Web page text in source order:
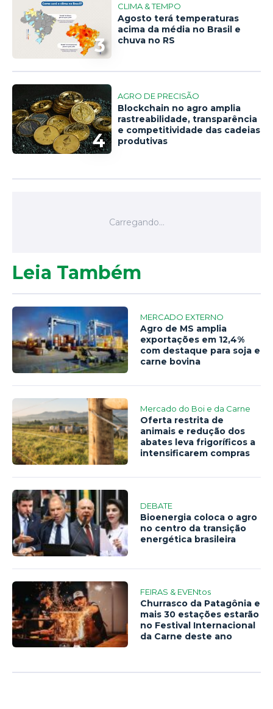
3
CLIMA & TEMPO
Agosto terá temperaturas
acima da média no Brasil e
chuva no RS
4
AGRO DE PRECISÃO
Blockchain no agro amplia
rastreabilidade, transparência
e competitividade das cadeias
produtivas
Leia Também
MERCADO EXTERNO
Agro de MS amplia
exportações em 12,4%
com destaque para soja e
carne bovina
Mercado do Boi e da Carne
Oferta restrita de
animais e redução dos
abates leva frigoríficos a
intensificarem compras
DEBATE
Bioenergia coloca o agro
no centro da transição
energética brasileira
FEIRAS & EVENtos
Churrasco da Patagônia e
mais 30 estações estarão
no Festival Internacional
da Carne deste ano